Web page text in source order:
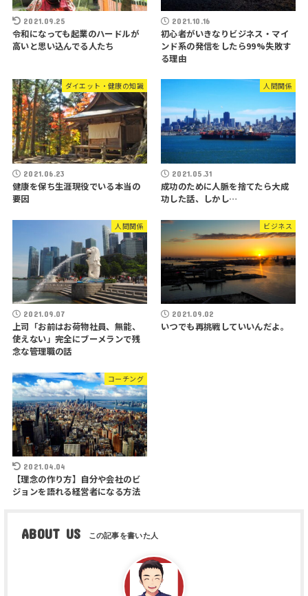
2021.09.25
令和になっても起業のハードルが
高いと思い込んでる人たち
2021.10.16
初心者がいきなりビジネス・マイ
ンド系の発信をしたら99%失敗す
る理由
ダイエット・健康の知識
2021.06.23
健康を保ち生涯現役でいる本当の
要因
人間関係
2021.05.31
成功のために人脈を捨てたら大成
功した話、しかし…
人間関係
2021.09.07
上司「お前はお荷物社員、無能、
使えない」完全にブーメランで残
念な管理職の話
ビジネス
2021.09.02
いつでも再挑戦していいんだよ。
コーチング
2021.04.04
【理念の作り方】自分や会社のビ
ジョンを語れる経営者になる方法
ABOUT US